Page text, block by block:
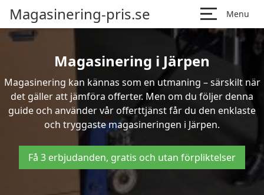
Magasinering-pris.se Menu
Magasinering i Järpen
Magasinering kan kännas som en utmaning – särskilt när
det gäller att jämföra offerter. Men om du följer denna
guide och använder vår offerttjänst får du den enklaste
och tryggaste magasineringen i Järpen.
Få 3 erbjudanden, gratis och utan förpliktelser